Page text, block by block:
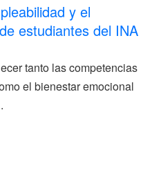
y el
estudiantes del INA
tanto las competencias
el bienestar emocional